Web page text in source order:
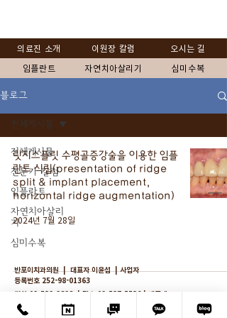
의료진 소개 이원장 칼럼
오시는 길
임플란트
자연치아살리기 심미수복
블로그
전체게시물
전문가 칼럼
임플란트
자연치아살리
기
심미수복
전체게시물
릿지스플릿 수평골증강술을 이용한 임플
란트 식립(presentation of ridge
split & implant placement,
horizontal ridge augmentation)
2024년 7월 28일
​반포이치과의원 | 대표자 이윤섭 | 사업자
등록번호 252-98-01363
전화 02-532-2828 | 팩스 02-537-5536 | 대표메
일 banpoleedent@daum.net